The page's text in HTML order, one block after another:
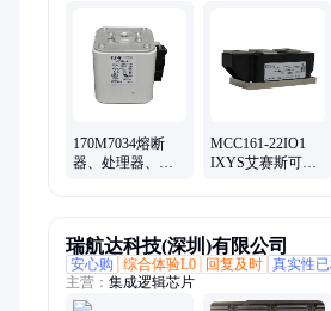
170M7034熔断
器、处理器、微
MCC161-22IO1
IXYS艾赛斯可控
瑞航达科技(深圳)有限公司
安心购
综合体验L0 回复及时 真实性
主营： 集成逻辑芯片